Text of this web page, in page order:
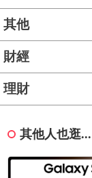
其他
財經
理財
其他人也逛...